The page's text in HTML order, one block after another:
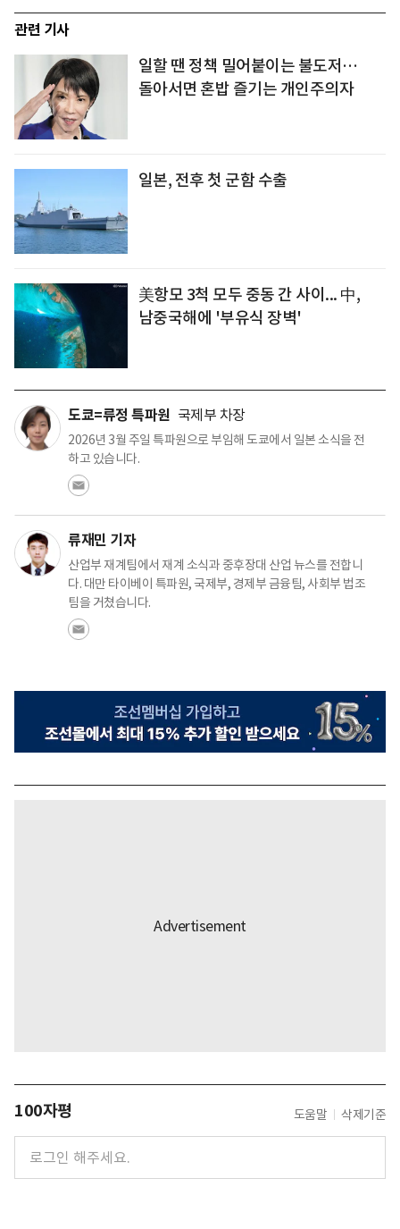
관련 기사
일할 땐 정책 밀어붙이는 불도저…
돌아서면 혼밥 즐기는 개인주의자
일본, 전후 첫 군함 수출
美항모 3척 모두 중동 간 사이... 中,
남중국해에 '부유식 장벽'
도쿄=류정 특파원 국제부 차장
2026년 3월 주일 특파원으로 부임해 도쿄에서 일본 소식을 전
하고 있습니다.
류재민 기자
산업부 재계팀에서 재계 소식과 중후장대 산업 뉴스를 전합니
다. 대만 타이베이 특파원, 국제부, 경제부 금융팀, 사회부 법조
팀을 거쳤습니다.
100자평 도움말 삭제기준